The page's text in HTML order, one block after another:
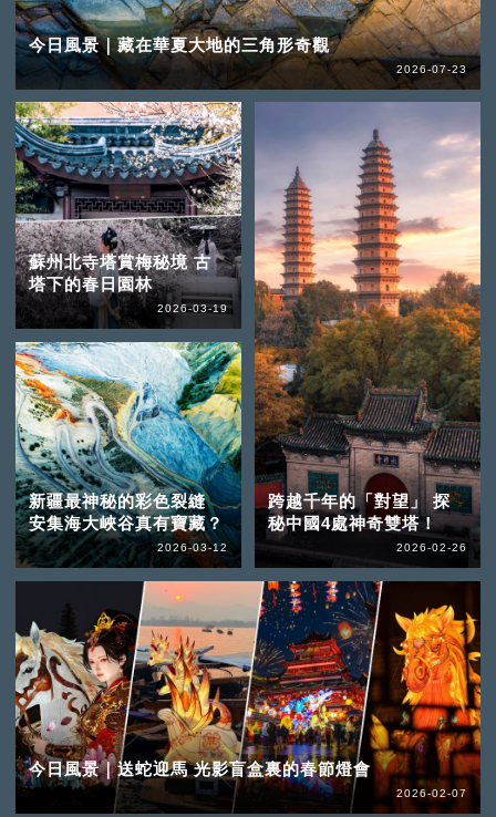
今日風景｜藏在華夏大地的三角形奇觀
2026-07-23
蘇州北寺塔賞梅秘境 古
塔下的春日園林
2026-03-19
新疆最神秘的彩色裂縫
安集海大峽谷真有寶藏？
2026-03-12
跨越千年的「對望」 探
秘中國4處神奇雙塔！
2026-02-26
今日風景｜送蛇迎馬 光影盲盒裏的春節燈會
2026-02-07